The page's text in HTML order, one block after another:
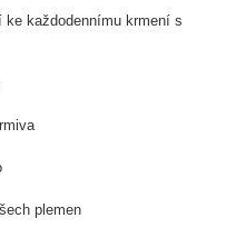
ke každodennímu krmení s
plemen